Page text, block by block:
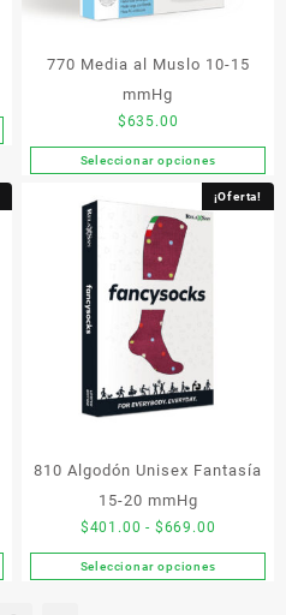
en
página
de
producto
770 Media al Muslo 10-15
mmHg
$635.00
Seleccionar opciones
Este
tiene
múltiples
variantes.
Las
opciones
se
pueden
elegir
página
de
producto
¡Oferta!
810 Algodón Unisex Fantasía
15-20 mmHg
$401.00 - $669.00
de
precios:
Seleccionar opciones
Este